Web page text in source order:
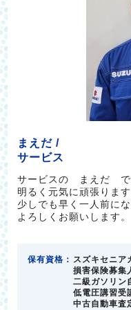
まえだ /
サービス
サービスの まえだ で
明るく元気に頑張ります
少しでも早く一人前に
よろしくお願いします。
保有資格： スズキセニア
損害保険募集
二級ガソリン
低電圧講習受
中古自動車査